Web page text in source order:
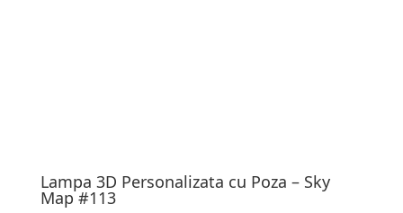
Lampa 3D Personalizata cu Poza – Sky
Map #113